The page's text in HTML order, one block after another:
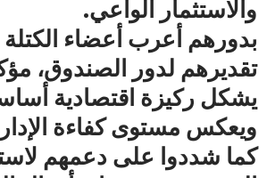
والاستثمار الواعي.
بدورهم أعرب أعضاء
تقديرهم لدور الصندوق،
يشكل ركيزة اقتصادية
ويعكس مستوى كفاءة
كما شددوا على دعمهم